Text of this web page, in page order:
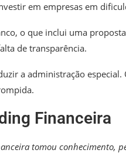
em empresas em
o que inclui uma
de transparência.
a administração
Financeira
tomou conhecimento,